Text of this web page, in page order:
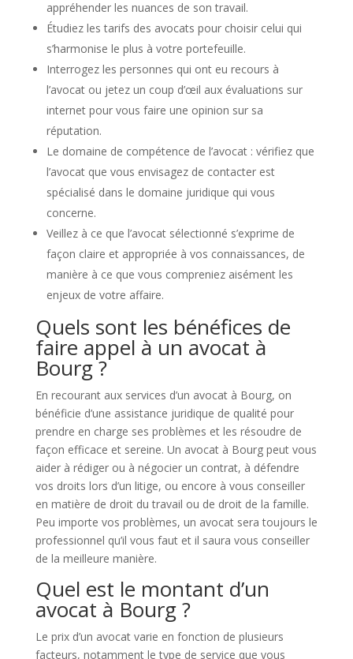
appréhender les nuances de son travail.
Étudiez les tarifs des avocats pour choisir celui qui
s’harmonise le plus à votre portefeuille.
Interrogez les personnes qui ont eu recours à
l’avocat ou jetez un coup d’œil aux évaluations sur
internet pour vous faire une opinion sur sa
réputation.
Le domaine de compétence de l’avocat : vérifiez que
l’avocat que vous envisagez de contacter est
spécialisé dans le domaine juridique qui vous
concerne.
Veillez à ce que l’avocat sélectionné s’exprime de
façon claire et appropriée à vos connaissances, de
manière à ce que vous compreniez aisément les
enjeux de votre affaire.
Quels sont les bénéfices de
faire appel à un avocat à
Bourg ?
En recourant aux services d’un avocat à Bourg, on
bénéficie d’une assistance juridique de qualité pour
prendre en charge ses problèmes et les résoudre de
façon efficace et sereine. Un avocat à Bourg peut vous
aider à rédiger ou à négocier un contrat, à défendre
vos droits lors d’un litige, ou encore à vous conseiller
en matière de droit du travail ou de droit de la famille.
Peu importe vos problèmes, un avocat sera toujours le
professionnel qu’il vous faut et il saura vous conseiller
de la meilleure manière.
Quel est le montant d’un
avocat à Bourg ?
Le prix d’un avocat varie en fonction de plusieurs
facteurs, notamment le type de service que vous